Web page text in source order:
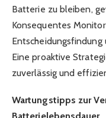
Batterie zu bleiben,
Konsequentes
Eine proaktive
zuverlässig und
Wartungstipps zur